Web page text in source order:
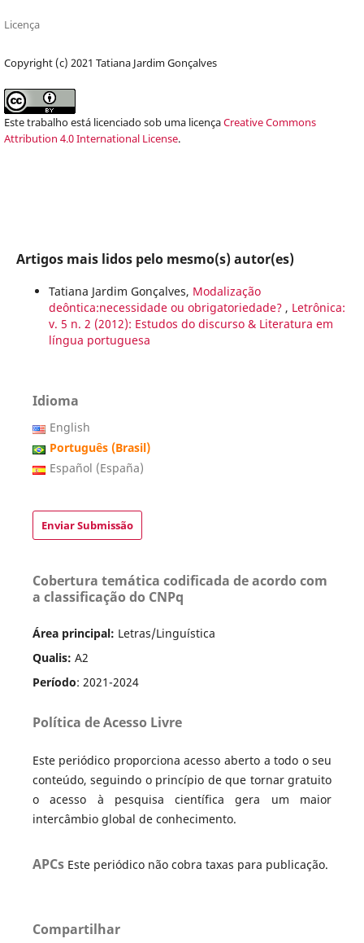
Licença
Copyright (c) 2021 Tatiana Jardim Gonçalves
Este trabalho está licenciado sob uma licençaCreative Commons
Attribution 4.0 International License.
Artigos mais lidos pelo mesmo(s) autor(es)
Tatiana Jardim Gonçalves, Modalização
deôntica:necessidade ou obrigatoriedade? , Letrônica:
v. 5 n. 2 (2012): Estudos do discurso & Literatura em
língua portuguesa
Idioma
English
Português (Brasil)
Español (España)
Enviar Submissão
Cobertura temática codificada de acordo com
a classificação do CNPq
Área principal: Letras/Linguística
Qualis: A2
Período: 2021-2024
Política de Acesso Livre
Este periódico proporciona acesso aberto a todo o seu
conteúdo, seguindo o princípio de que tornar gratuito
o acesso à pesquisa científica gera um maior
intercâmbio global de conhecimento.
APCs Este periódico não cobra taxas para publicação.
Compartilhar